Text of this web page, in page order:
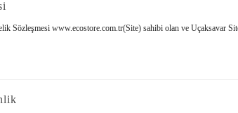
Sözleşmesi www.ecostore.com.tr(Site) sahibi olan ve Uçaksavar